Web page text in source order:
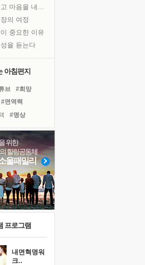
의 여정
중요한 이유
을 듣는다
잡았던 날
가 되는 것
진을 보며
극심한 변비, 어깨결림, 수면 장애
아픈 아버지를 위한 공간 설계
어머니
유년 시절의 부산 영도 바다
들
아침편지
브
#희망
#면역력
#명상
#힐링
#위기
#삶
#리더
#아이들
#경험
위한
힐링공동체
울패밀리
프로그램
내면혁명워
크..